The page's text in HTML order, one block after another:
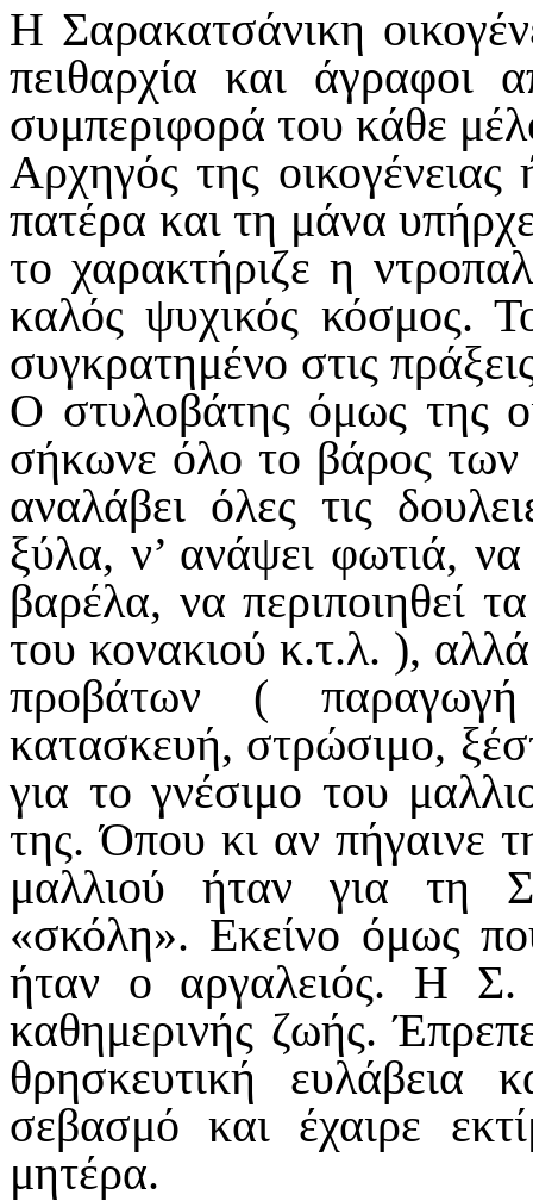
Η Σαρακατσάνικη
πειθαρχία και άγραφοι
συμπεριφορά του κάθε
Αρχηγός της
πατέρα και τη μάνα
το χαρακτήριζε η
καλός ψυχικός κόσμος.
συγκρατημένο στις
Ο στυλοβάτης όμως της
σήκωνε όλο το βάρος των
αναλάβει όλες τις
ξύλα, ν’ ανάψει φωτιά,
βαρέλα, να περιποιηθεί
του κονακιού κ.τ.λ. ), αλλά
προβάτων ( παραγωγή
κατασκευή, στρώσιμο,
για το γνέσιμο του
της. Όπου κι αν πήγαινε
μαλλιού ήταν για τη
«σκόλη». Εκείνο όμως
ήταν ο αργαλειός. Η Σ.
καθημερινής ζωής.
θρησκευτική ευλάβεια
σεβασμό και έχαιρε
μητέρα.